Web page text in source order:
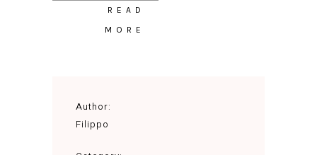
READ
MORE
Author:
Filippo